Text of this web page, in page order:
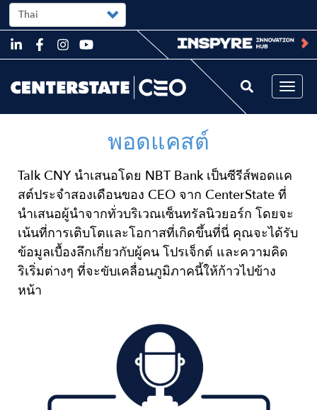
Skip
to
content
Select
your
language
พอดแคสต์
Talk CNY นำเสนอโดย NBT Bank เป็นซีรีส์พอดแค
สต์ประจำสองเดือนของ CEO จาก CenterState ที่
นำเสนอผู้นำจากทั่วบริเวณเซ็นทรัลนิวยอร์ก โดยจะ
เน้นที่การเติบโตและโอกาสที่เกิดขึ้นที่นี่ คุณจะได้รับ
ข้อมูลเบื้องลึกเกี่ยวกับผู้คน โปรเจ็กต์ และความคิด
ริเริ่มต่างๆ ที่จะขับเคลื่อนภูมิภาคนี้ให้ก้าวไปข้าง
หน้า